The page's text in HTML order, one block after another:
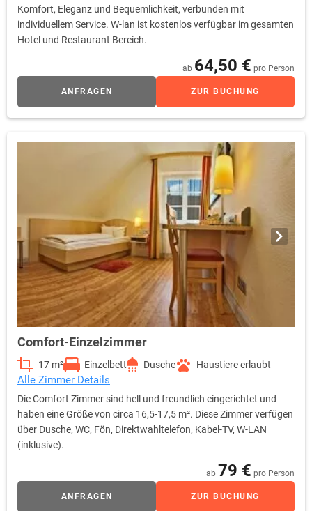
Komfort, Eleganz und Bequemlichkeit, verbunden mit
individuellem Service. W-lan ist kostenlos verfügbar im gesamten
Hotel und Restaurant Bereich.
ab 64,50 € pro Person
ANFRAGEN ZUR BUCHUNG
Comfort-Einzelzimmer
17 m² Einzelbett Dusche Haustiere erlaubt
Alle Zimmer Details
Die Comfort Zimmer sind hell und freundlich eingerichtet und
haben eine Größe von circa 16,5-17,5 m². Diese Zimmer verfügen
über Dusche, WC, Fön, Direktwahltelefon, Kabel-TV, W-LAN
(inklusive).
ab 79 € pro Person
ANFRAGEN ZUR BUCHUNG